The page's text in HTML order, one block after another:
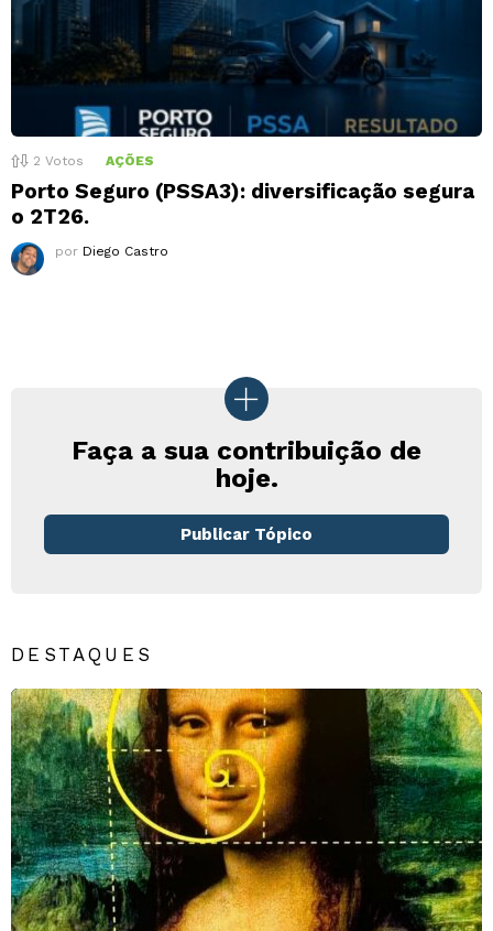
2 Votos AÇÕES
Porto Seguro (PSSA3): diversificação segura
o 2T26.
por Diego Castro
Faça a sua contribuição de
hoje.
Publicar Tópico
DESTAQUES